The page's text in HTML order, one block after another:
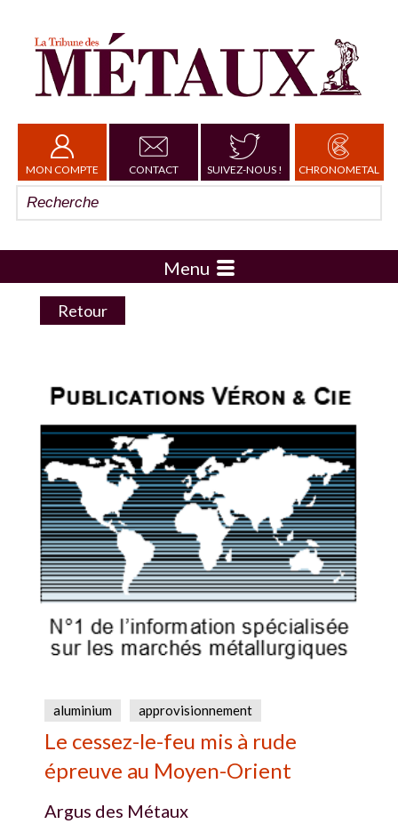
MON COMPTE CONTACT SUIVEZ-NOUS ! CHRONOMETAL
Menu
Retour
aluminium approvisionnement
Le cessez-le-feu mis à rude
épreuve au Moyen-Orient
Argus des Métaux